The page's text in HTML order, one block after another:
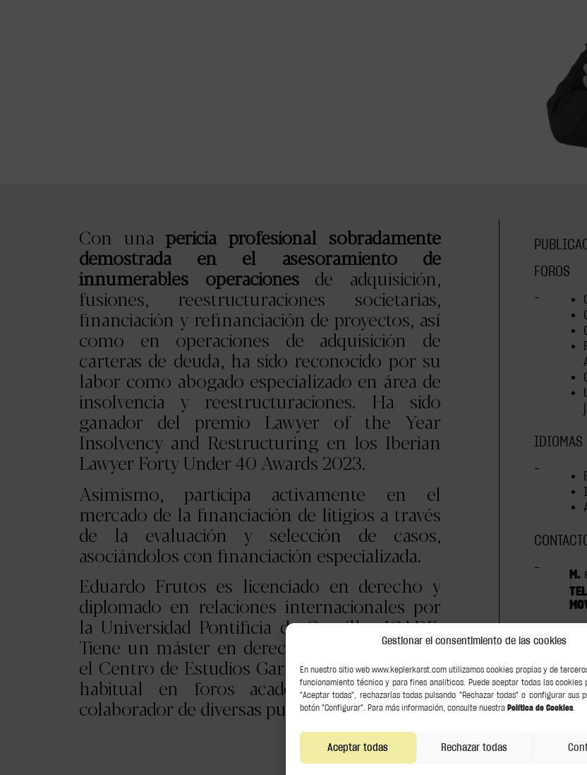
Gestionar el consentimiento de las cookies
En nuestro sitio web www.keplerkarst.com utilizamos cookies propias y de
funcionamiento técnico y para fines analíticos. Puede aceptar todas las cookies
"Aceptar todas", rechazarlas todas pulsando "Rechazar todas" o configurar sus
botón "Configurar". Para más información, consulte nuestra Política de Cookies.
Aceptar todas Rechazar todas
Con una pericia profesional sobradamente
demostrada en el asesoramiento de
innumerables operacionesde adquisición,
fusiones, reestructuraciones societarias,
financiación y refinanciación de proyectos, así
como en operaciones de adquisición de
carteras de deuda, ha sido reconocido por su
labor como abogado especializado en área de
insolvencia y reestructuraciones. Ha sido
ganador del premio Lawyer of the Year
Insolvency and Restructuring en los Iberian
Lawyer Forty Under 40 Awards 2023.
Asimismo, participa activamente en el
mercado de la financiación de litigios a través
de la evaluación y selección de casos,
asociándolos con financiación especializada.
Eduardo Frutos es licenciado en derecho y
diplomado en relaciones internacionales por
la Universidad Pontificia de Comillas ICADE.
Tiene un máster en derecho de empresa por
el Centro de Estudios Garrigues y es ponente
habitual en foros académicos, así como
colaborador de diversas publicaciones.
FOROS
–
IDIOMAS
–
–
M.